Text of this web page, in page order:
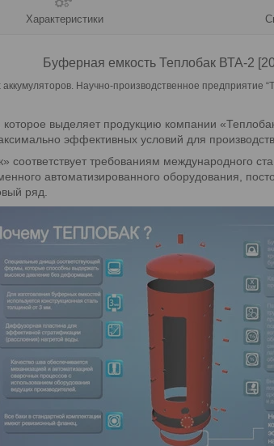
Характеристики
Буферная емкость Теплобак ВТА-2
Научно-производственное предприятие
выделяет продукцию компании
эффективных условий для
соответствует требованиям международного
автоматизированного оборудования,
ряд.